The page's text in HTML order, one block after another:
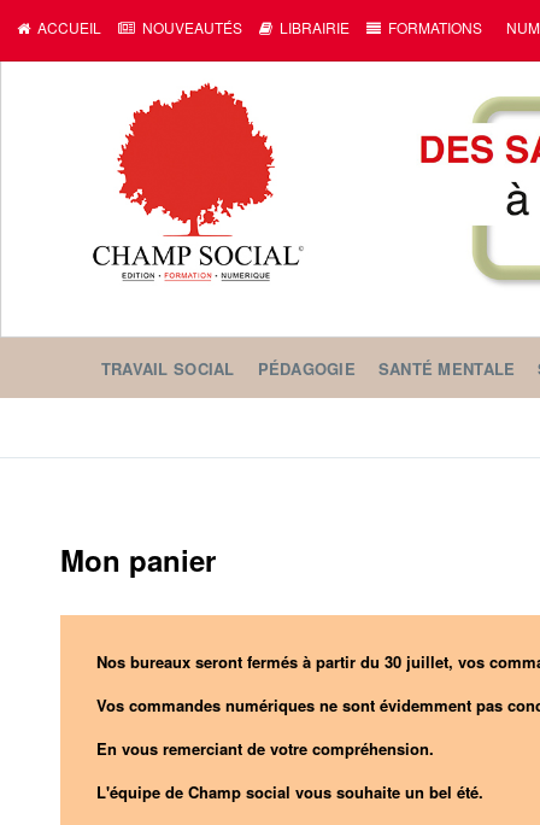
ACCUEIL NOUVEAUTÉS LIBRAIRIE FORMATIONS
TRAVAIL SOCIAL PÉDAGOGIE SANTÉ MENTALE
Mon panier
Nos bureaux seront fermés à partir du 30 juillet, vos
Vos commandes numériques ne sont évidemment pas
En vous remerciant de votre compréhension.
L'équipe de Champ social vous souhaite un bel été.